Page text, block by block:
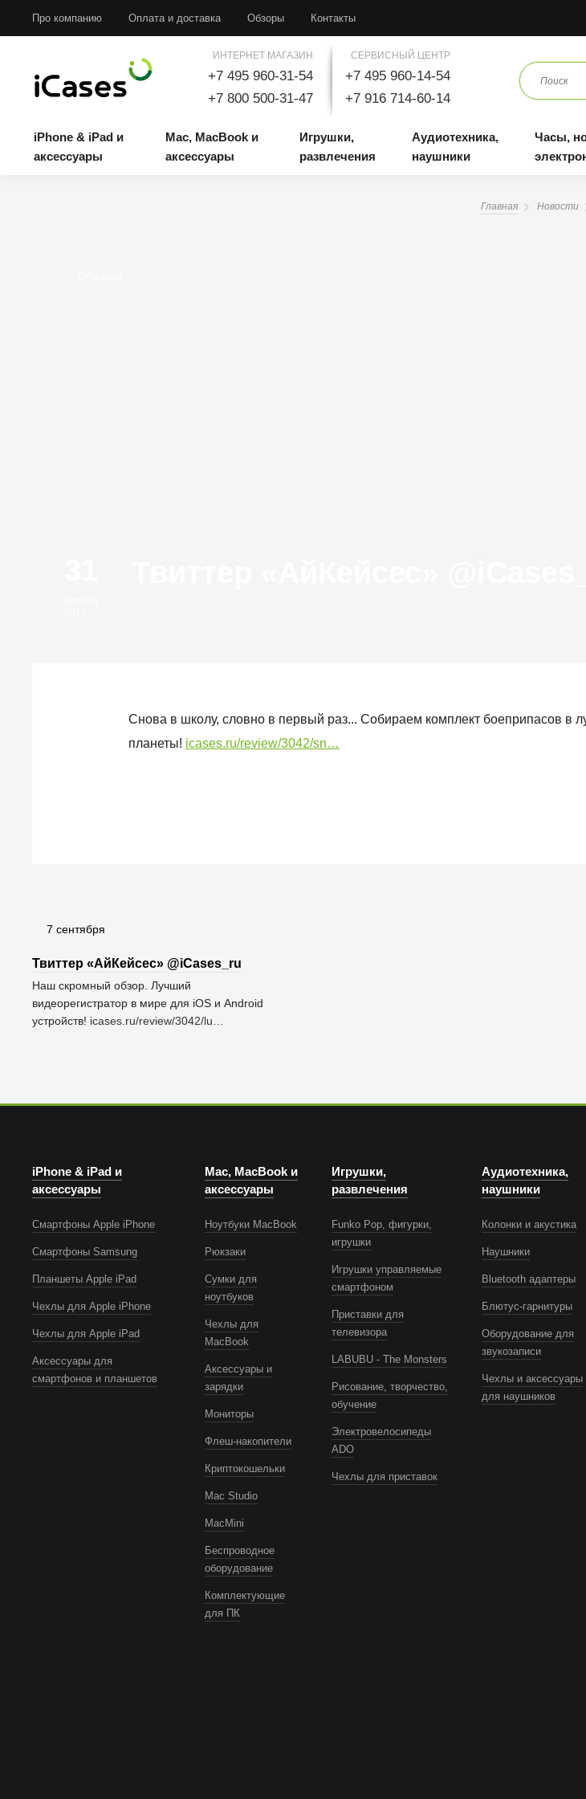
Про компанию Оплата и доставка Обзоры Контакты
ИНТЕРНЕТ МАГАЗИН
+7 495 960-31-54
+7 800 500-31-47
СЕРВИСНЫЙ ЦЕНТР
+7 495 960-14-54
+7 916 714-60-14
iPhone & iPad и
аксессуары
Mac, MacBook и
аксессуары
Игрушки,
развлечения
Аудиотехника,
наушники
Часы,
Главная Новости
Снова в школу, словно в первый раз... Собираем комплект боеприпасов в
планеты! icases.ru/review/3042/sn…
7 сентября
Твиттер «АйКейсес» ‏@iCases_ru
Наш скромный обзор. Лучший
видеорегистратор в мире для iOS и Android
устройств! icases.ru/review/3042/lu…
iPhone & iPad и
аксессуары
Смартфоны Apple iPhone
Смартфоны Samsung
Планшеты Apple iPad
Чехлы для Apple iPhone
Чехлы для Apple iPad
Аксессуары для
смартфонов и планшетов
Mac, MacBook и
аксессуары
Ноутбуки MacBook
Рюкзаки
Сумки для
ноутбуков
Чехлы для
MacBook
Аксессуары и
зарядки
Мониторы
Флеш-накопители
Криптокошельки
Mac Studio
MacMini
Беспроводное
оборудование
Комплектующие
для ПК
Игрушки,
развлечения
Funko Pop, фигурки,
игрушки
Игрушки управляемые
смартфоном
Приставки для
телевизора
LABUBU - The Monsters
Рисование, творчество,
обучение
Электровелосипеды
ADO
Чехлы для приставок
Аудиотехника,
наушники
Колонки и акустика
Наушники
Bluetooth адаптеры
Блютус-гарнитуры
Оборудование для
звукозаписи
Чехлы и аксессуары
для наушников